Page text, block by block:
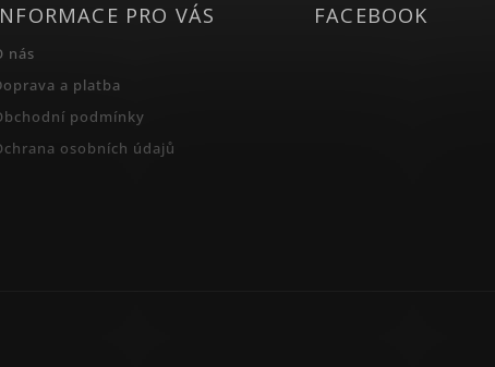
PRO VÁS
nás
a platba
podmínky
osobních údajů
FACEBOOK